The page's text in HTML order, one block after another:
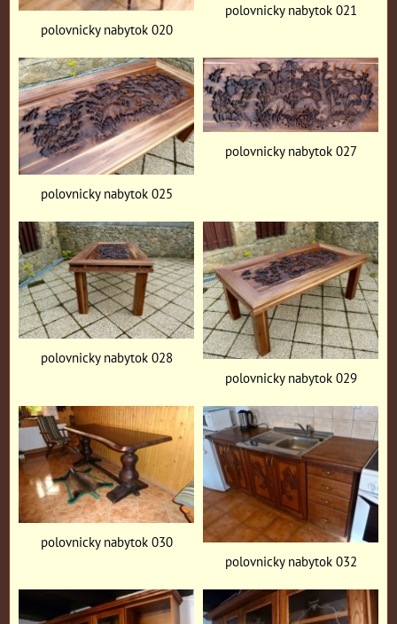
polovnicky nabytok 020
polovnicky nabytok 021
polovnicky nabytok 025
polovnicky nabytok 027
polovnicky nabytok 028
polovnicky nabytok 029
polovnicky nabytok 030
polovnicky nabytok 032